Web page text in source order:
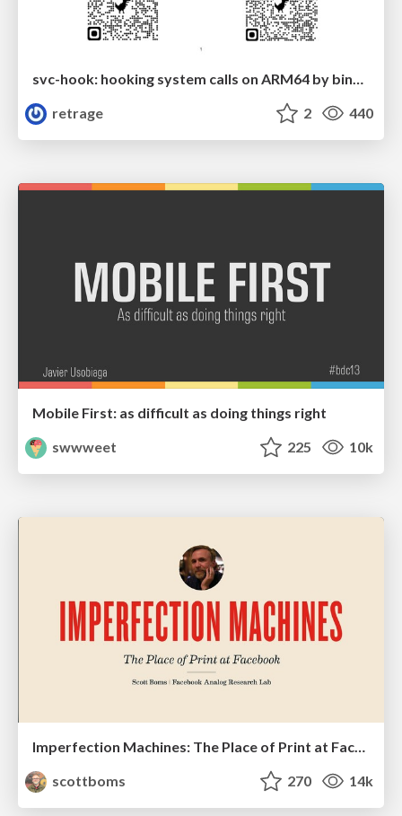
retrage
2 440
Mobile First: as difficult as doing things right
swwweet
225 10k
Imperfection Machines: The Place of Print at Facebook
scottboms
270 14k